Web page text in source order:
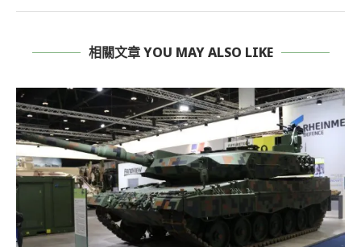
相關文章 YOU MAY ALSO LIKE